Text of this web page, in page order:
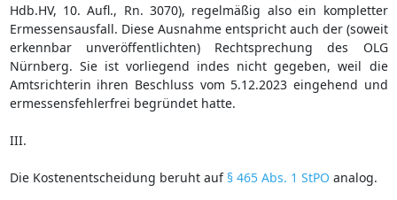
Hdb.HV, 10. Aufl., Rn. 3070), regelmäßig also ein kompletter
Ermessensausfall. Diese Ausnahme entspricht auch der (soweit
erkennbar unveröffentlichten) Rechtsprechung des OLG
Nürnberg. Sie ist vorliegend indes nicht gegeben, weil die
Amtsrichterin ihren Beschluss vom 5.12.2023 eingehend und
ermessensfehlerfrei begründet hatte.
III.
Die Kostenentscheidung beruht auf § 465 Abs. 1 StPO analog.